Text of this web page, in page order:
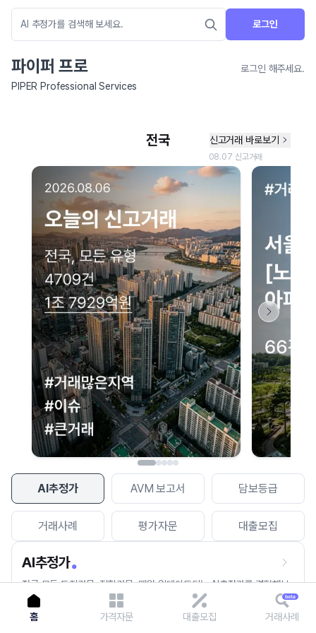
로그인
파이퍼 프로
로그인 해주세요.
PIPER Professional Services
AI추정가 AVM 보고서 담보등급
거래사례 평가자문 대출모집
AI추정가
전국 모든 토지건물, 집합건물, 매월 업데이트되는 AI추정가를 경험해보
세요.
네이버 지도 연결 안내
현재 네이버 지도 연결이 원활하지 않아 지도를 불러올 수 없습니다.
이용에 불편을 드려 죄송합니다.
다시 시도
홈 가격자문 대출모집 거래사례